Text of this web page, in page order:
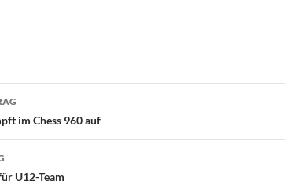
im Chess 960 auf
U12-Team